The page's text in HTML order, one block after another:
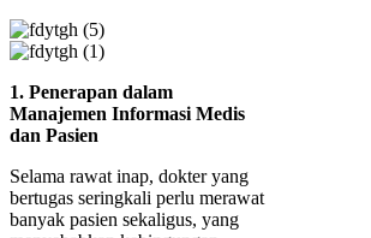
1. Penerapan dalam
Manajemen Informasi Medis
dan Pasien
Selama rawat inap, dokter yang
bertugas seringkali perlu merawat
banyak pasien sekaligus, yang